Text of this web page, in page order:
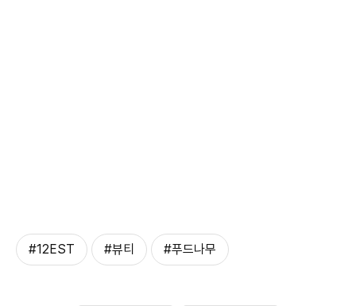
#12EST #뷰티 #푸드나무